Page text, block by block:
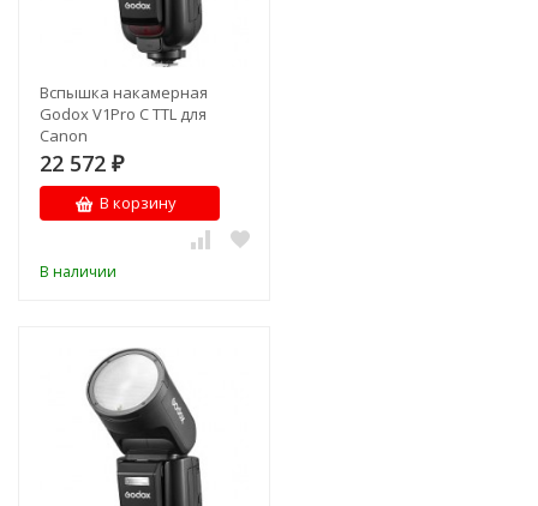
Вспышка накамерная
Godox V1Pro C TTL для
Canon
22 572 ₽
В корзину
В наличии